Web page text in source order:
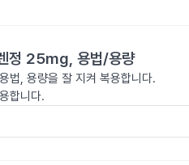
정 25mg, 용법/용량
법, 용량을 잘 지켜 복용합니다.
합니다.